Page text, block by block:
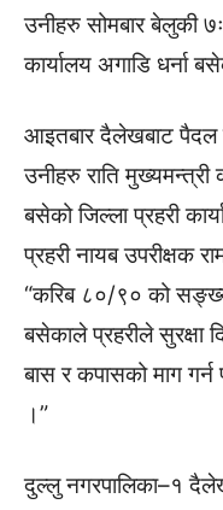
उनीहरु सोमबार बेलुकी
कार्यालय अगाडि धर्ना
आइतबार दैलेखबाट पैदल
उनीहरु राति मुख्यमन्त्री
बसेको जिल्ला प्रहरी
प्रहरी नायब उपरीक्षक
“करिब ८०/९० को
बसेकाले प्रहरीले सुरक्षा
बास र कपासको माग
।”
दुल्लु नगरपालिका–१